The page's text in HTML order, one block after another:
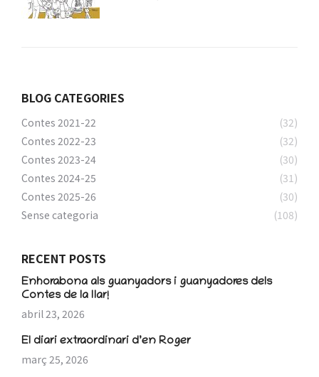
BLOG CATEGORIES
Contes 2021-22
(32)
Contes 2022-23
(32)
Contes 2023-24
(30)
Contes 2024-25
(31)
Contes 2025-26
(30)
Sense categoria
(108)
RECENT POSTS
Enhorabona als guanyadors i guanyadores dels
Contes de la llar!
abril 23, 2026
El diari extraordinari d’en Roger
març 25, 2026